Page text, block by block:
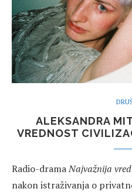
ALEKSANDRA
VREDNOST
Radio-dramaNajvažnija
nakon istraživanja o